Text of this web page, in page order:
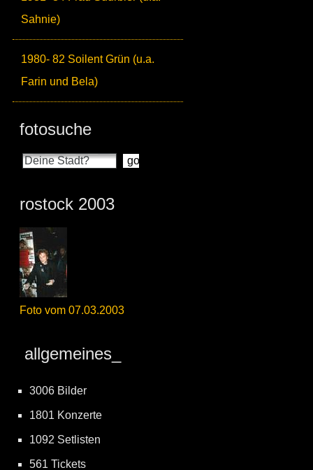
Sahnie)
1980- 82 Soilent Grün (u.a.
Farin und Bela)
fotosuche
rostock 2003
Foto vom 07.03.2003
allgemeines_
3006 Bilder
1801 Konzerte
1092 Setlisten
561 Tickets